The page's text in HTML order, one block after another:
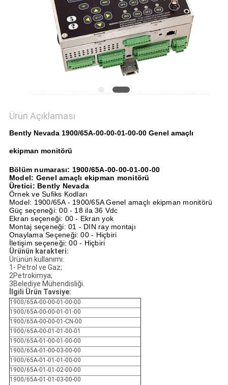
Ürün Açıklaması
Bently Nevada 1900/65A-00-00-01-00-00 Genel amaçlı
ekipman monitörü
Bölüm numarası: 1900/65A-00-00-01-00-00
Model: Genel amaçlı ekipman monitörü
Üretici: Bently Nevada
Örnek ve Sufiks Kodları
Model: 1900/65A - 1900/65A Genel amaçlı ekipman monitörü
Güç seçeneği: 00 - 18 ila 36 Vdc
Ekran seçeneği: 00 - Ekran yok
Montaj seçeneği: 01 - DIN ray montajı
Onaylama Seçeneği: 00 - Hiçbiri
İletişim seçeneği: 00 - Hiçbiri
Ürünün karakteri:
Ürünün kullanımı:
1- Petrol ve Gaz;
2Petrokimya;
3Belediye Mühendisliği.
İlgili Ürün Tavsiye:
1900/65A-00-00-01-00-00
1900/65A-00-00-01-01-00
1900/65A-00-00-01-CN-00
1900/65A-00-01-01-00-01
1900/65A-01-00-01-00-00
1900/65A-01-00-03-00-00
1900/65A-01-01-01-00-00
1900/65A-01-01-02-00-00
1900/65A-01-01-03-00-00